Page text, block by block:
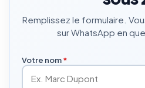
Remplissez le formulaire.
sur WhatsApp en
Votre nom*